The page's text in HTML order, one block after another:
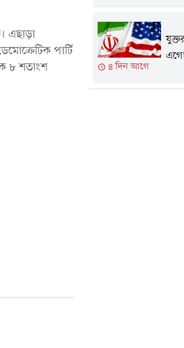
এছাড়া
পার্টি
৮ শতাংশ
৪ দিন আগে